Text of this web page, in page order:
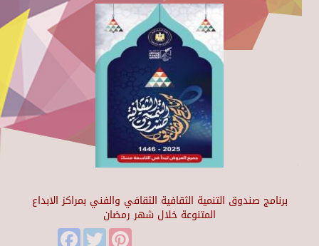
برنامج صندوق التنمية الثقافية الثقافي والفني بمراكز الابداع
المتنوعة خلال شهر رمضان
FacebookTwitter